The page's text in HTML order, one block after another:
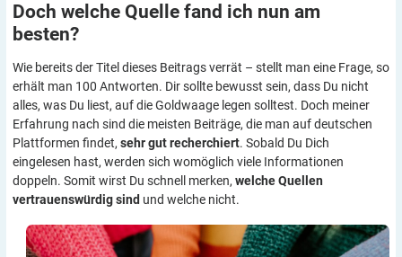
Doch welche Quelle fand ich nun am
besten?
Wie bereits der Titel dieses Beitrags verrät – stellt man eine Frage, so
erhält man 100 Antworten. Dir sollte bewusst sein, dass Du nicht
alles, was Du liest, auf die Goldwaage legen solltest. Doch meiner
Erfahrung nach sind die meisten Beiträge, die man auf deutschen
Plattformen findet, sehr gut recherchiert. Sobald Du Dich
eingelesen hast, werden sich womöglich viele Informationen
doppeln. Somit wirst Du schnell merken, welche Quellen
vertrauenswürdig sind und welche nicht.